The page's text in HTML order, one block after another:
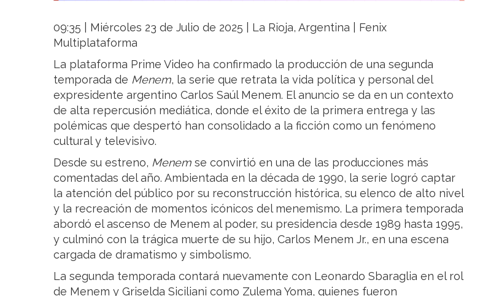
09:35 | Miércoles 23 de Julio de 2025 | La Rioja, Argentina | Fenix
Multiplataforma
La plataforma Prime Video ha confirmado la producción de una segunda
temporada de Menem, la serie que retrata la vida política y personal del
expresidente argentino Carlos Saúl Menem. El anuncio se da en un contexto
de alta repercusión mediática, donde el éxito de la primera entrega y las
polémicas que despertó han consolidado a la ficción como un fenómeno
cultural y televisivo.
Desde su estreno, Menem se convirtió en una de las producciones más
comentadas del año. Ambientada en la década de 1990, la serie logró captar
la atención del público por su reconstrucción histórica, su elenco de alto nivel
y la recreación de momentos icónicos del menemismo. La primera temporada
abordó el ascenso de Menem al poder, su presidencia desde 1989 hasta 1995,
y culminó con la trágica muerte de su hijo, Carlos Menem Jr., en una escena
cargada de dramatismo y simbolismo.
La segunda temporada contará nuevamente con Leonardo Sbaraglia en el rol
de Menem y Griselda Siciliani como Zulema Yoma, quienes fueron